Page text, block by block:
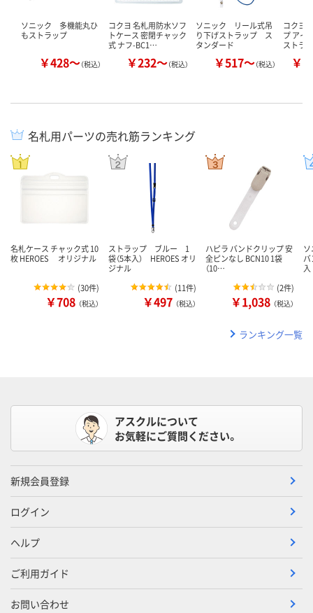
ソニック 多機能丸ひ
もストラップ
￥428～（税込）
コクヨ 名札用防水ソフ
トケース 密閉チャック
式 ナフ-BC1…
￥232～（税込）
ソニック リール式吊
り下げストラップ ス
タンダード
￥517～（税込）
コクヨ
プ アイ
ストラ
￥
名札用パーツの売れ筋ランキング
名札ケース チャック式 10
枚 HEROES オリジナル
(30件)
￥708 （税込）
ストラップ ブルー 1
袋（5本入） HEROES オリ
ジナル
(11件)
￥497 （税込）
ハピラ バンドクリップ 安
全ピンなし BCN10 1袋
（10…
(2件)
￥1,038 （税込）
ランキング一覧
アスクルについて
お気軽にご質問ください。
新規会員登録
ログイン
ヘルプ
ご利用ガイド
お問い合わせ